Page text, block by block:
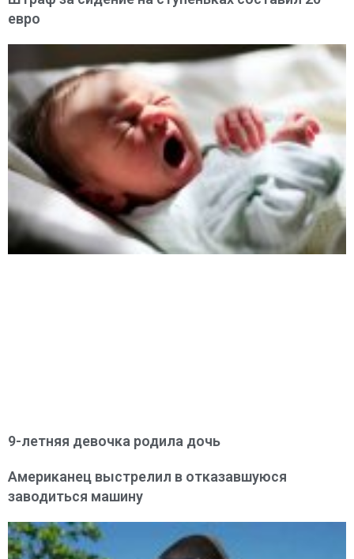
евро
9-летняя девочка родила дочь
Американец выстрелил в отказавшуюся
заводиться машину